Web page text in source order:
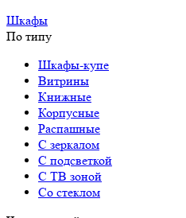
Шкафы
По типу
Шкафы-купе
Витрины
Книжные
Корпусные
Распашные
С зеркалом
С подсветкой
С ТВ зоной
Со стеклом